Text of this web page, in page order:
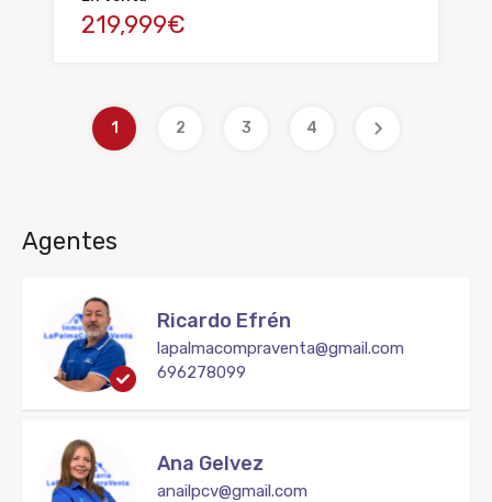
219,999€
1 2 3 4
Agentes
Ricardo Efrén
lapalmacompraventa@gmail.com
696278099
Ana Gelvez
anailpcv@gmail.com